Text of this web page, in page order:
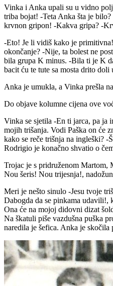
Vinka i Anka upali su u vidno
triba bojat! -Teta Anka šta je
krvnon gripon! -Kakva gripa? -
-Eto! Je li vidiš kako je
okončanje? -Nije, ta bolest ne
bila grupa K minus. -Bila ti je K
bacit ću te tute sa mosta drito
Anka je umukla, a Vinka prešla
Do objave kolumne cijena ove
Vinka se sjetila -En ti jarca, pa ja
mojih trišanja. Vodi Paška on će
kako se reče trišnja na ingleški?
Rodrigio je konačno shvatio o
Trojac je s pridruženom Martom,
Nou šeris! Nou trijesnja!,
Meri je nešto sinulo -Jesu tvoje
Dabogda da se pinkama udavili!,
Ona će na mojoj didovni dizat
Na škatuli piše vazdušna puška
naredila je šefica. Anka je